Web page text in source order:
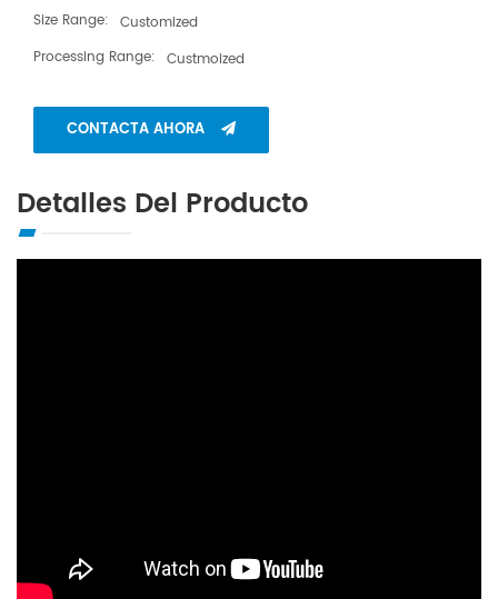
Size Range: Customized
Processing Range: Custmoized
CONTACTA AHORA
Detalles Del Producto